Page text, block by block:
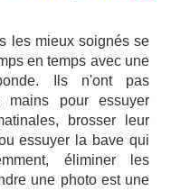
les mieux soignés se
en temps avec une
Ils n'ont pas
mains pour essuyer
brosser leur
essuyer la bave qui
éliminer les
une photo est une